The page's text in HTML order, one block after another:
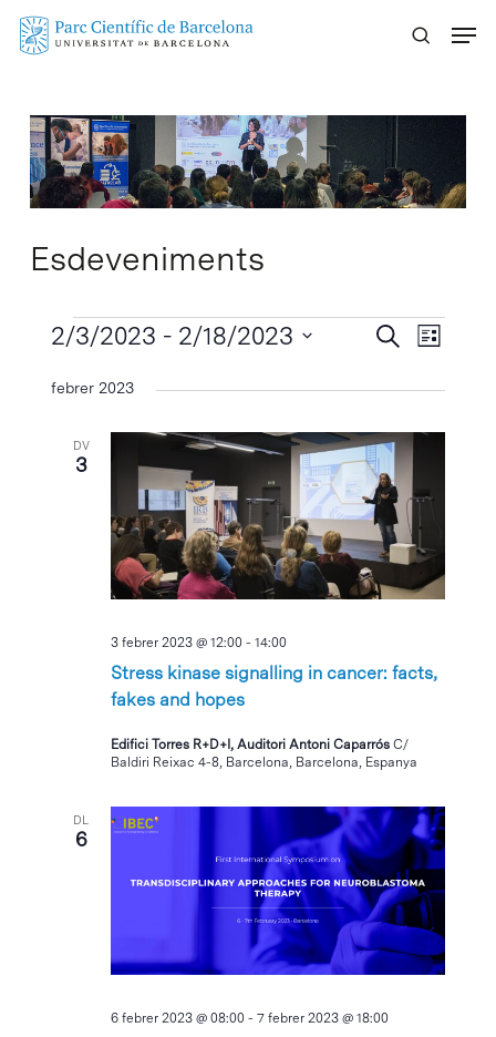
Skip
Esdeveniments
Esdeveniments
i
cerca
Cercar
Llista
2/3/2023 - 2/18/2023
una
febrer 2023
DV
3
Stress kinase signalling in cancer: facts,
fakes and hopes
3 febrer 2023 @ 12:00 -14:00
Edifici Torres R+D+I, Auditori Antoni CaparrósC/
Baldiri Reixac 4-8, Barcelona, Barcelona, Espanya
DL
6
6 febrer 2023 @ 08:00 -7 febrer 2023 @ 18:00